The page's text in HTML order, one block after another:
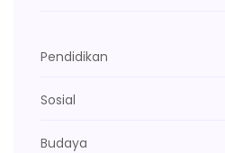
Pendidikan
Sosial
Budaya